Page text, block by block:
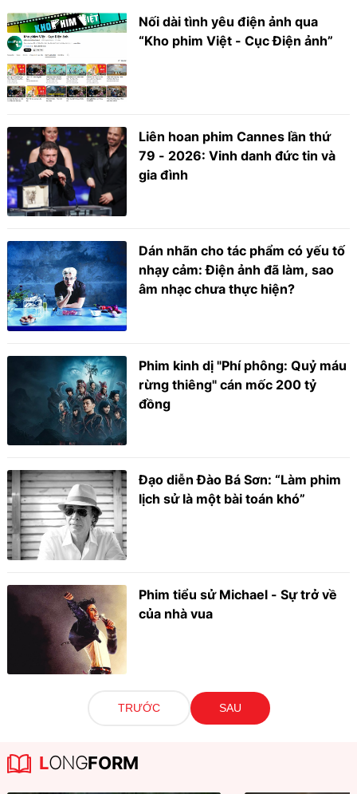
Nối dài tình yêu điện ảnh qua
“Kho phim Việt - Cục Điện ảnh”
Liên hoan phim Cannes lần thứ
79 - 2026: Vinh danh đức tin và
gia đình
Dán nhãn cho tác phẩm có yếu tố
nhạy cảm: Điện ảnh đã làm, sao
âm nhạc chưa thực hiện?
Phim kinh dị "Phí phông: Quỷ máu
rừng thiêng" cán mốc 200 tỷ
đồng
Đạo diễn Đào Bá Sơn: “Làm phim
lịch sử là một bài toán khó”
Phim tiểu sử Michael - Sự trở về
của nhà vua
TRƯỚC SAU
LONGFORM